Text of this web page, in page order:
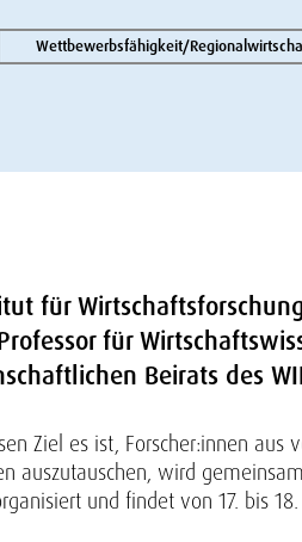
Wettbewerbsfähigkeit/
für
für
Beirats des
Ziel es ist, Forscher:innen
auszutauschen, wird
und findet von 17. bis